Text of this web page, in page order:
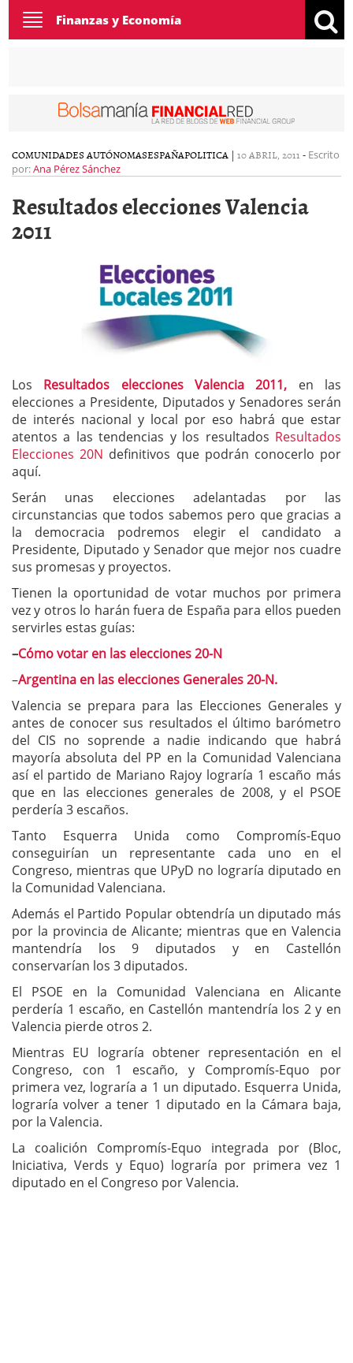
Toggle
navigation
Finanzas y Economía
COMUNIDADES AUTÓNOMASESPAÑAPOLITICA | 10 ABRIL, 2011 - Escrito
por:Ana Pérez Sánchez
Resultados elecciones Valencia
2011
Los Resultados elecciones Valencia 2011, en las
elecciones a Presidente, Diputados y Senadores serán
de interés nacional y local por eso habrá que estar
atentos a las tendencias y los resultados Resultados
Elecciones 20N definitivos que podrán conocerlo por
aquí.
Serán unas elecciones adelantadas por las
circunstancias que todos sabemos pero que gracias a
la democracia podremos elegir el candidato a
Presidente, Diputado y Senador que mejor nos cuadre
sus promesas y proyectos.
Tienen la oportunidad de votar muchos por primera
vez y otros lo harán fuera de España para ellos pueden
servirles estas guías:
–Cómo votar en las elecciones 20-N
–Argentina en las elecciones Generales 20-N.
Valencia se prepara para las Elecciones Generales y
antes de conocer sus resultados el último barómetro
del CIS no soprende a nadie indicando que habrá
mayoría absoluta del PP en la Comunidad Valenciana
así el partido de Mariano Rajoy lograría 1 escaño más
que en las elecciones generales de 2008, y el PSOE
perdería 3 escaños.
Tanto Esquerra Unida como Compromís-Equo
conseguirían un representante cada uno en el
Congreso, mientras que UPyD no lograría diputado en
la Comunidad Valenciana.
Además el Partido Popular obtendría un diputado más
por la provincia de Alicante; mientras que en Valencia
mantendría los 9 diputados y en Castellón
conservarían los 3 diputados.
El PSOE en la Comunidad Valenciana en Alicante
perdería 1 escaño, en Castellón mantendría los 2 y en
Valencia pierde otros 2.
Mientras EU lograría obtener representación en el
Congreso, con 1 escaño, y Compromís-Equo por
primera vez, lograría a 1 un diputado. Esquerra Unida,
lograría volver a tener 1 diputado en la Cámara baja,
por la Valencia.
La coalición Compromís-Equo integrada por (Bloc,
Iniciativa, Verds y Equo) lograría por primera vez 1
diputado en el Congreso por Valencia.